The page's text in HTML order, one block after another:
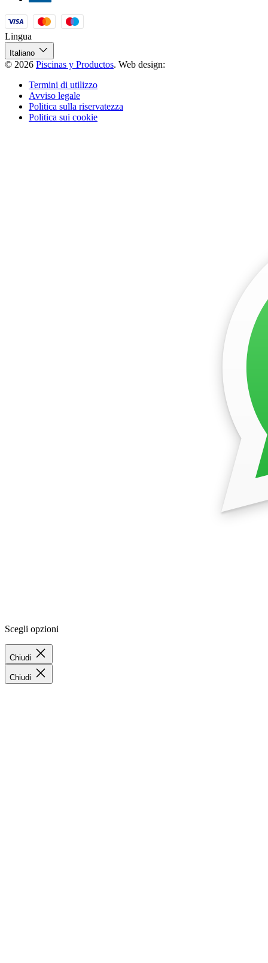
Lingua
Italiano
© 2026 Piscinas y Productos. Web design:
Termini di utilizzo
Avviso legale
Politica sulla riservatezza
Politica sui cookie
Scegli opzioni
Chiudi
Chiudi